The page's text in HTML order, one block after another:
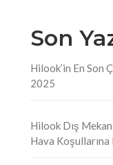
Son
Hilook’in En Son
2025
Hilook Dış
Hava Koşullarına